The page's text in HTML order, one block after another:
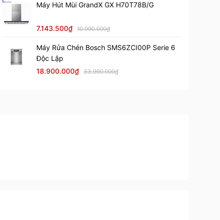
Máy Hút Mùi GrandX GX H70T78B/G
7.143.500₫ 10.990.000₫
Máy Rửa Chén Bosch SMS6ZCI00P Serie 6
Độc Lập
18.900.000₫ 33.990.000₫